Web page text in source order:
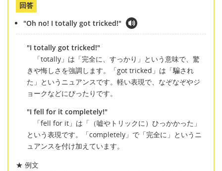
回答
"Oh no! I totally got tricked!"
"I totally got tricked!"
「totally」は「完全に、すっかり」という意味で、驚
きや悔しさを強調します。「got tricked」は「騙され
た」というニュアンスです。軽い表現で、なぞなぞやジ
ョークなどにぴったりです。
"I fell for it completely!"
「fell for it」は「（嘘やトリックに）ひっかかった」
という表現です。「completely」で「完全に」というニ
ュアンスを付け加えています。
★ 例文